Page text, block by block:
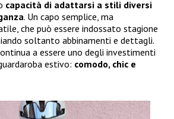
capacità di adattarsi a stili diversi
. Un capo semplice, ma
che può essere indossato stagione
soltanto abbinamenti e dettagli.
a essere uno degli investimenti
estivo: comodo, chic e